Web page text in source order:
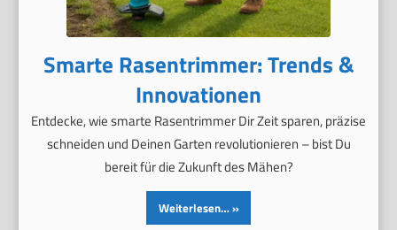
Smarte Rasentrimmer: Trends &
Innovationen
Entdecke, wie smarte Rasentrimmer Dir Zeit sparen, präzise
schneiden und Deinen Garten revolutionieren – bist Du
bereit für die Zukunft des Mähen?
Weiterlesen…